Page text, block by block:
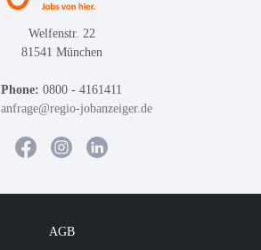
Welfenstr. 22
81541 München
Phone: 0800 - 4161411
anfrage@regio-jobanzeiger.de
AGB